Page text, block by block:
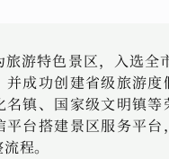
旅游特色景区，入选
成功创建省级旅游度
名镇、国家级文明镇
平台搭建景区服务平
程。